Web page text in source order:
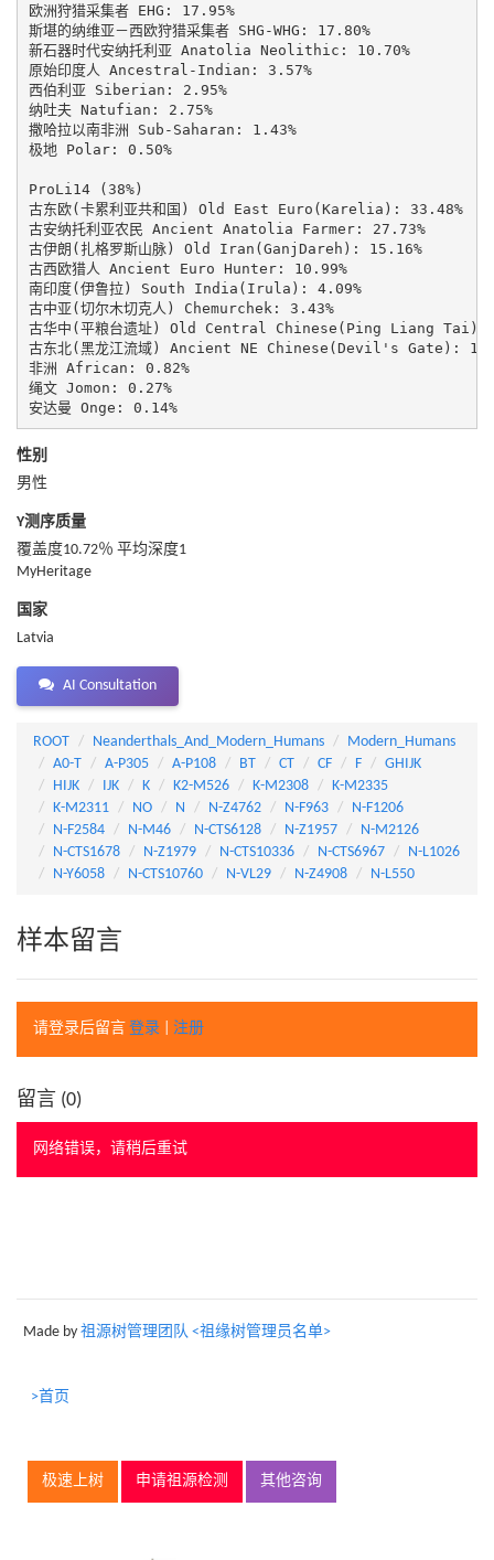
欧洲狩猎采集者 EHG: 17.95%
斯堪的纳维亚－西欧狩猎采集者 SHG-WHG: 17.80%
新石器时代安纳托利亚 Anatolia Neolithic: 10.70%
原始印度人 Ancestral-Indian: 3.57%
西伯利亚 Siberian: 2.95%
纳吐夫 Natufian: 2.75%
撒哈拉以南非洲 Sub-Saharan: 1.43%
极地 Polar: 0.50%
ProLi14 (38%)
古东欧(卡累利亚共和国) Old East Euro(Karelia): 33.48%
古安纳托利亚农民 Ancient Anatolia Farmer: 27.73%
古伊朗(扎格罗斯山脉) Old Iran(GanjDareh): 15.16%
古西欧猎人 Ancient Euro Hunter: 10.99%
南印度(伊鲁拉) South India(Irula): 4.09%
古中亚(切尔木切克人) Chemurchek: 3.43%
古华中(平粮台遗址) Old Central Chinese(Ping Liang Tai):
古东北(黑龙江流域) Ancient NE Chinese(Devil's Gate):
非洲 African: 0.82%
绳文 Jomon: 0.27%
安达曼 Onge: 0.14%
性别
男性
Y测序质量
覆盖度10.72％ 平均深度1
MyHeritage
国家
Latvia
AI Consultation
ROOT Neanderthals_And_Modern_Humans
Modern_Humans
A0-T
A-P305 A-P108 BT CT CF F
GHIJK
HIJK
IJK K K2-M526 K-M2308
K-M2335
K-M2311
NO N N-Z4762 N-F963
N-F1206
N-F2584
N-M46 N-CTS6128 N-Z1957
N-M2126
N-CTS1678
N-Z1979 N-CTS10336 N-CTS6967
N-L1026
N-Y6058
N-CTS10760 N-VL29 N-Z4908 N-L550
样本留言
请登录后留言 登录 注册
留言 (0)
网络错误，请稍后重试
Made by 祖源树管理团队 <祖缘树管理员名单>
>首页
极速上树 申请祖源检测 其他咨询